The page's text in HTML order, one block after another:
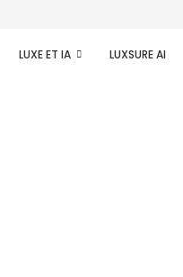
LUXE ET IA LUXSURE AI